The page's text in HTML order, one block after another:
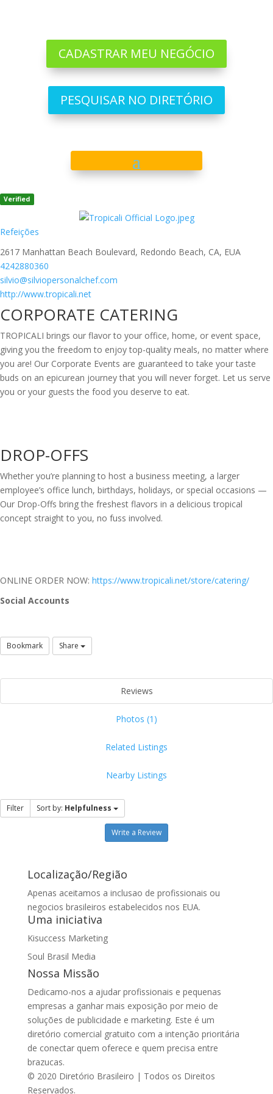
CADASTRAR MEU NEGÓCIO
PESQUISAR NO DIRETÓRIO
Verified
Refeições
2617 Manhattan Beach Boulevard, Redondo Beach, CA, EUA
4242880360
silvio@silviopersonalchef.com
http://www.tropicali.net
CORPORATE CATERING
TROPICALI brings our flavor to your office, home, or event space,
giving you the freedom to enjoy top-quality meals, no matter where
you are! Our Corporate Events are guaranteed to take your taste
buds on an epicurean journey that you will never forget. Let us serve
you or your guests the food you deserve to eat.
DROP-OFFS
Whether you’re planning to host a business meeting, a larger
employee’s office lunch, birthdays, holidays, or special occasions —
Our Drop-Offs bring the freshest flavors in a delicious tropical
concept straight to you, no fuss involved.
ONLINE ORDER NOW: https://www.tropicali.net/store/catering/
Social Accounts
Bookmark Share
Reviews
Photos (1)
Related Listings
Nearby Listings
Filter Sort by: Helpfulness
Write a Review
Localização/Região
Apenas aceitamos a inclusao de profissionais ou
negocios brasileiros estabelecidos nos EUA.
Uma iniciativa
Kisuccess Marketing
Soul Brasil Media
Nossa Missão
Dedicamo-nos a ajudar profissionais e pequenas
empresas a ganhar mais exposição por meio de
soluções de publicidade e marketing. Este é um
diretório comercial gratuito com a intenção prioritária
de conectar quem oferece e quem precisa entre
brazucas.
© 2020 Diretório Brasileiro | Todos os Direitos
Reservados.